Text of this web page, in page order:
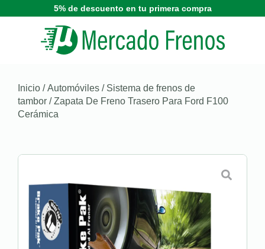
5% de descuento en tu primera compra
Inicio /Automóviles / Sistema de frenos de
tambor / Zapata De Freno Trasero Para Ford F100
Cerámica